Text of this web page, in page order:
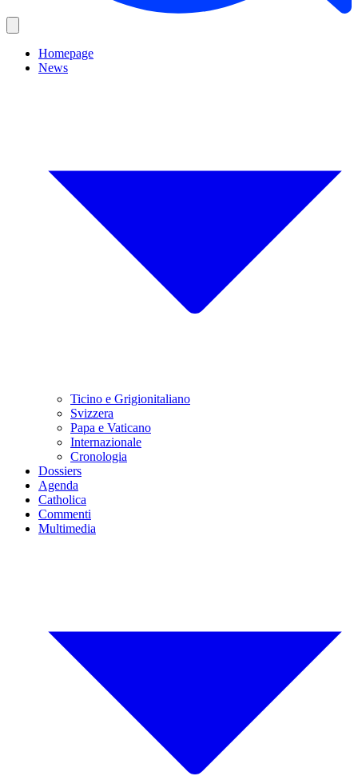
Homepage
News
Ticino e Grigionitaliano
Svizzera
Papa e Vaticano
Internazionale
Cronologia
Dossiers
Agenda
Catholica
Commenti
Multimedia